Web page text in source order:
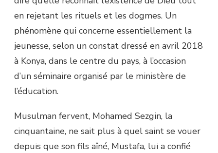
en rejetant les rituels et les dogmes. Un
phénomène qui concerne essentiellement la
jeunesse, selon un constat dressé en avril 2018
à Konya, dans le centre du pays, à l’occasion
d’un séminaire organisé par le ministère de
l’éducation.
Musulman fervent, Mohamed Sezgin, la
cinquantaine, ne sait plus à quel saint se vouer
depuis que son fils aîné, Mustafa, lui a confié